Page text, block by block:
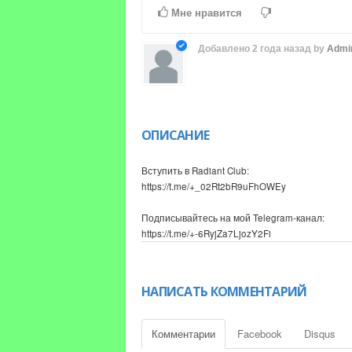
Мне нравится
Добавлено 2 года назадby
ОПИСАНИЕ
Вступить в Radiant Club:
https://t.me/+_02Rt2bR9uFhOWEy
Подписывайтесь на мой Telegram-канал:
https://t.me/+-6RyjZa7LjozY2Fi
крипте в 2024 году?
Как заработатать на криптовалюте в 2024
заработать на эирдропах, если ты никогда
НАПИСАТЬ КОММЕНТАРИЙ
Комментарии Facebook Disqus